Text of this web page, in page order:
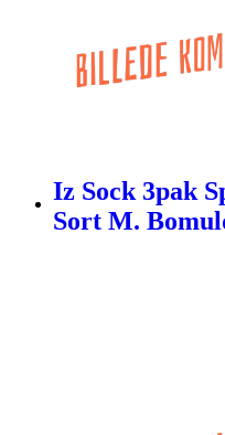
Iz Sock 3pak
Sort M.